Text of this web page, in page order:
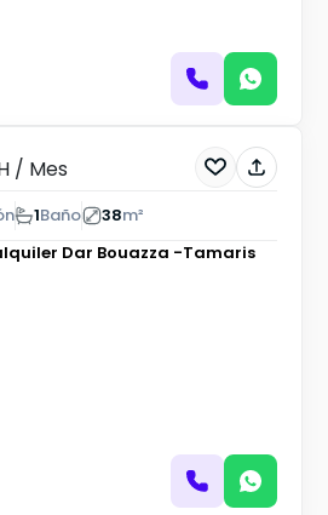
/ Mes
1Baño 38m²
Dar Bouazza -Tamaris